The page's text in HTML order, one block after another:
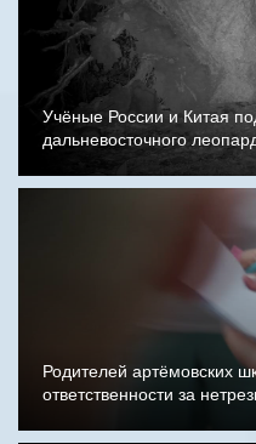
Учёные России и Китая
дальневосточного
Родителей артёмовских
ответственности за